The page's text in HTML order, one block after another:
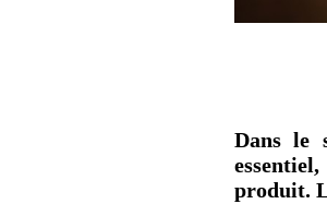
Dans le
produit.